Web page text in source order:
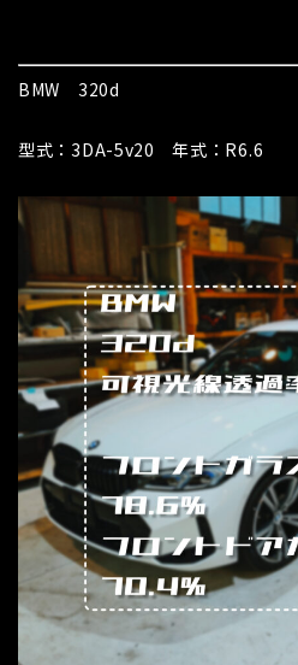
BMW 320d
型式：3DA-5v20 年式：R6.6